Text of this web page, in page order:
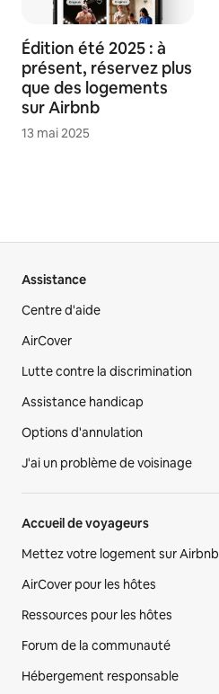
Édition été 2025 : à
présent, réservez plus
que des logements
sur Airbnb
13 mai 2025
Assistance
Centre d'aide
AirCover
Lutte contre la discrimination
Assistance handicap
Options d'annulation
J'ai un problème de voisinage
Accueil de voyageurs
Mettez votre logement sur Airbnb
AirCover pour les hôtes
Ressources pour les hôtes
Forum de la communauté
Hébergement responsable